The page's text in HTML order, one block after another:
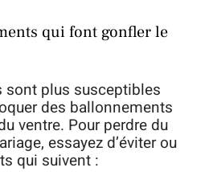
qui font gonfler le
sont plus susceptibles
des ballonnements
ventre. Pour perdre du
essayez d’éviter ou
qui suivent :